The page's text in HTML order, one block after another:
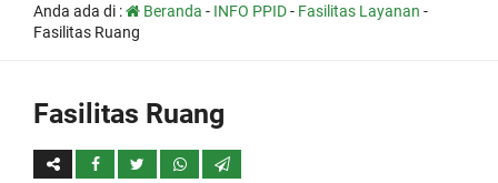
Anda ada di : Beranda - INFO PPID- Fasilitas Layanan -
Fasilitas Ruang
Fasilitas Ruang